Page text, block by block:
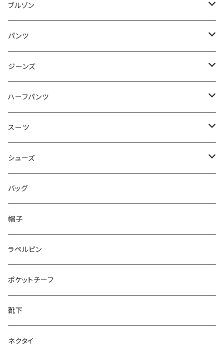
50/XL～
48/L
50/XL～
46/M
48/L
50/XL～
～44/S
46/M
48/L
50/XL～
ブルゾン
～44/S
46/M
48/L
50/XL～
パンツ
～44/S
46/M
48/L
50/XL～
ジーンズ
～44/S
46/M
48/L
50/XL～
ハーフパンツ
～44/S
46/M
48/L
50/XL～
スーツ
～44/S
46/M
48/L
50/XL～
シューズ
～25.5cm
26cm～
27cm～
28cm～
バッグ
帽子
ラペルピン
ポケットチーフ
靴下
ネクタイ